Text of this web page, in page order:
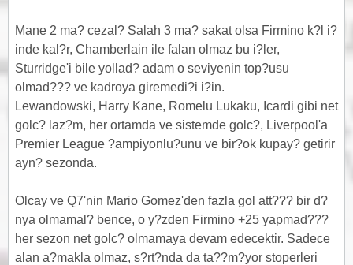
Mane 2 ma? cezal? Salah 3 ma? sakat olsa Firmino k?l i?
inde kal?r, Chamberlain ile falan olmaz bu i?ler,
Sturridge'i bile yollad? adam o seviyenin top?usu
olmad??? ve kadroya giremedi?i i?in.
Lewandowski, Harry Kane, Romelu Lukaku, Icardi gibi net
golc? laz?m, her ortamda ve sistemde golc?, Liverpool'a
Premier League ?ampiyonlu?unu ve bir?ok kupay? getirir
ayn? sezonda.
Olcay ve Q7'nin Mario Gomez'den fazla gol att??? bir d?
nya olmamal? bence, o y?zden Firmino +25 yapmad???
her sezon net golc? olmamaya devam edecektir. Sadece
alan a?makla olmaz, s?rt?nda da ta??m?yor stoperleri